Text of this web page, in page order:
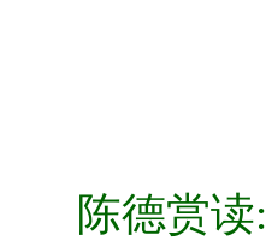
陈德赏读: